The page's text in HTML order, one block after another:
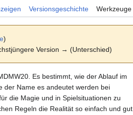
Versionsgeschichte Werkzeuge
)
Version → (Unterschied)
Es bestimmt, wie der Ablauf im
der Name es andeutet werden bei
die Magie und in Spielsituationen zu
Regeln die Realität so einfach und gut